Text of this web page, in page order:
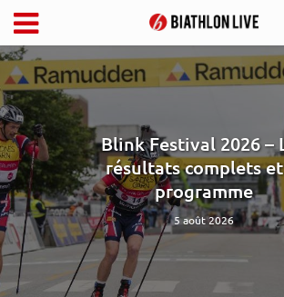
Blink Festival 2026 –
résultats complets
programme
5 août 2026